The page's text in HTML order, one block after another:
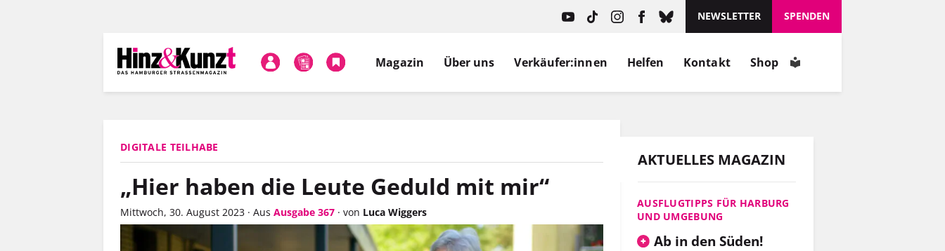
NEWSLETTER SPENDEN
Magazin Über uns Verkäufer:innen Helfen Kontakt Shop
DIGITALE TEILHABE
„Hier haben die Leute Geduld mit mir“
Mittwoch, 30. August 2023 · Aus Ausgabe 367 · von Luca Wiggers
schätzt, wie er ist.
MEHR
AKTUELLES MAGAZIN
AUSFLUGTIPPS FÜR HARBURG
UND UMGEBUNG
Ab in den Süden!